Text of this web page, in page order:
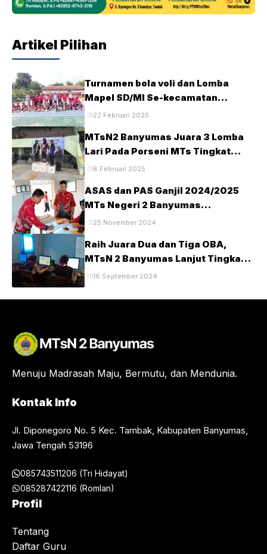
Artikel Pilihan
Turnamen bola voli dan Lomba
Mapel SD/MI Se-kecamatan
Tambak pada HUT Ke-28 MTsN2
22 Februari 2025
MTsN2 Banyumas Juara 3 Lomba
Lari Pada Porseni MTs Tingkat
Kabupaten Banyumas Tahun 2025
8 Februari 2025
ASAS dan PAS Ganjil 2024/2025
MTs Negeri 2 Banyumas
Berlangsung Tertib dan Lancar
25 November 2024
Raih Juara Dua dan Tiga OBA,
MTsN 2 Banyumas Lanjut Tingkat
Provinsi
16 September 2024
Menuju Madrasah Maju, Bermutu, dan Mendunia.
Kontak Info
Jl. Diponegoro No. 5 Kec. Tambak, Kabupaten Banyumas,
Jawa Tengah 53196
085743511206 (Tri Hidayat)
085287422116 (Romlan)
Profil
Tentang
Daftar Guru